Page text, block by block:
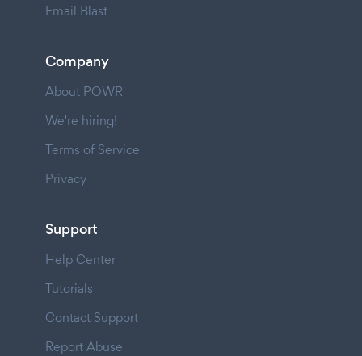
Email Blast
Company
About POWR
We're hiring!
Terms of Service
Privacy
Support
Help Center
Tutorials
Contact Support
Report Abuse